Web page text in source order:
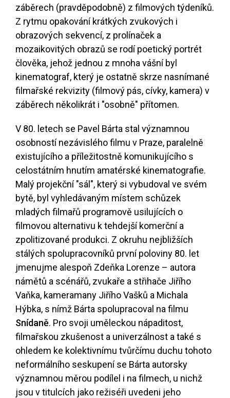
záběrech (pravděpodobně) z filmových týdeníků.
Z rytmu opakování krátkých zvukových i
obrazových sekvencí, z prolínaček a
mozaikovitých obrazů se rodí poetický portrét
člověka, jehož jednou z mnoha vášní byl
kinematograf, který je ostatně skrze nasnímané
filmařské rekvizity (filmový pás, cívky, kamera) v
záběrech několikrát i "osobně" přítomen.
V 80. letech se Pavel Bárta stal významnou
osobností nezávislého filmu v Praze, paralelně
existujícího a příležitostně komunikujícího s
celostátním hnutím amatérské kinematografie.
Malý projekční "sál", který si vybudoval ve svém
bytě, byl vyhledávaným místem schůzek
mladých filmařů programově usilujících o
filmovou alternativu k tehdejší komerční a
zpolitizované produkci. Z okruhu nejbližších
stálých spolupracovníků první poloviny 80. let
jmenujme alespoň Zdeňka Lorenze – autora
námětů a scénářů, zvukaře a střihače Jiřího
Vaňka, kameramany Jiřího Vašků a Michala
Hýbka, s nímž Bárta spolupracoval na filmu
Snídaně. Pro svoji uměleckou nápaditost,
filmařskou zkušenost a univerzálnost a také s
ohledem ke kolektivnímu tvůrčímu duchu tohoto
neformálního seskupení se Bárta autorsky
významnou měrou podílel i na filmech, u nichž
jsou v titulcích jako režiséři uvedeni jeho